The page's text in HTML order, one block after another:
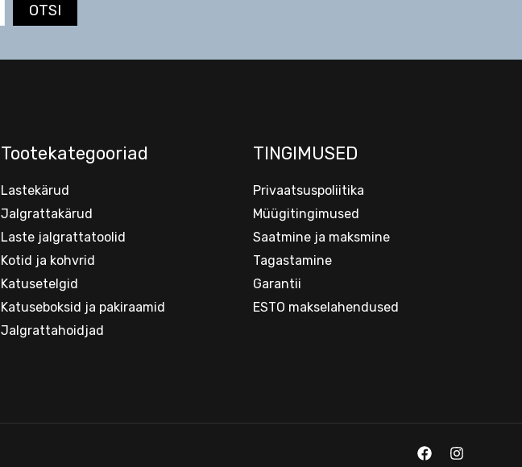
OTSI
Tootekategooriad
Lastekärud
Jalgrattakärud
Laste jalgrattatoolid
Kotid ja kohvrid
Katusetelgid
Katuseboksid ja pakiraamid
Jalgrattahoidjad
TINGIMUSED
Privaatsuspoliitika
Müügitingimused
Saatmine ja maksmine
Tagastamine
Garantii
ESTO makselahendused